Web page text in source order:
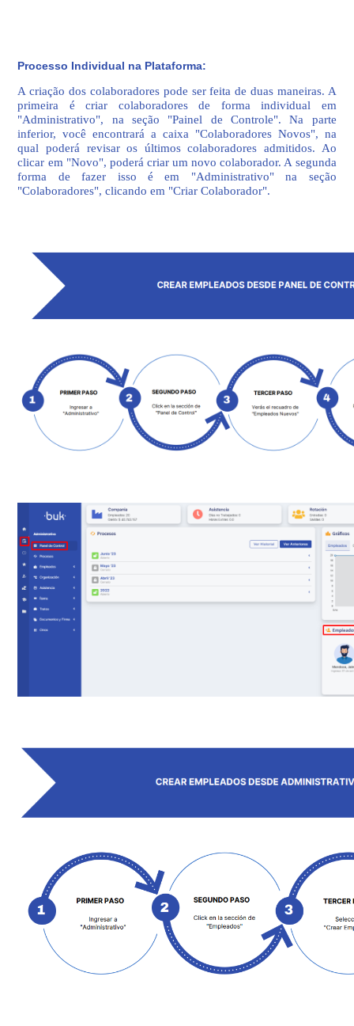
Processo Individual na Plataforma:
A criação dos colaboradores pode ser feita de duas maneiras. A
primeira é criar colaboradores de forma individual em
"Administrativo", na seção "Painel de Controle". Na parte
inferior, você encontrará a caixa "Colaboradores Novos", na
qual poderá revisar os últimos colaboradores admitidos. Ao
clicar em "Novo", poderá criar um novo colaborador. A segunda
forma de fazer isso é em "Administrativo" na seção
"Colaboradores", clicando em "Criar Colaborador".